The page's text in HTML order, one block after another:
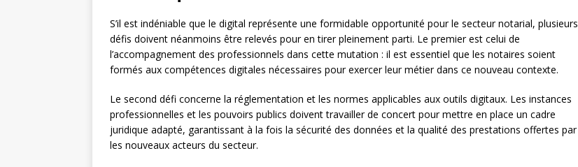
S’il est indéniable que le digital représente une formidable opportunité pour le secteur notarial, plusieurs
défis doivent néanmoins être relevés pour en tirer pleinement parti. Le premier est celui de
l’accompagnement des professionnels dans cette mutation : il est essentiel que les notaires soient
formés aux compétences digitales nécessaires pour exercer leur métier dans ce nouveau contexte.
Le second défi concerne la réglementation et les normes applicables aux outils digitaux. Les instances
professionnelles et les pouvoirs publics doivent travailler de concert pour mettre en place un cadre
juridique adapté, garantissant à la fois la sécurité des données et la qualité des prestations offertes par
les nouveaux acteurs du secteur.